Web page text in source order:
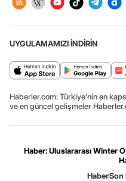
UYGULAMAMIZI İNDİRİN
Haberler.com: Türkiye’nin en
ve en güncel gelişmeler
Haber: Uluslararası Winter
HaberSon